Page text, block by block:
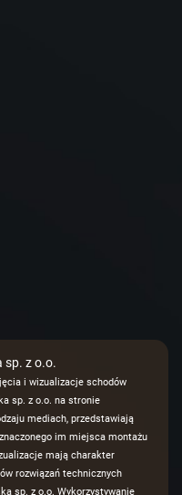
sp. z o.o.
i wizualizacje schodów
sp. z o.o. na stronie
mediach, przedstawiają
im miejsca montażu
mają charakter
rozwiązań technicznych
sp. z o.o. Wykorzystywanie